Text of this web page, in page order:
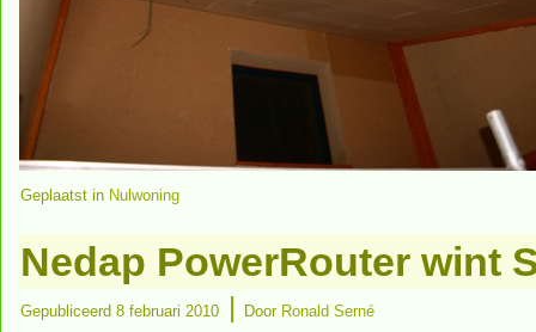
Geplaatst in Nulwoning
Nedap PowerRouter wint
Gepubliceerd 8 februari 2010 | Door Ronald Serné